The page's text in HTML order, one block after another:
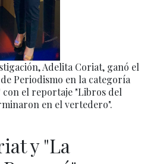
Adelita Coriat, ganó el
Periodismo en la categoría
el reportaje "Libros del
en el vertedero".
y "La